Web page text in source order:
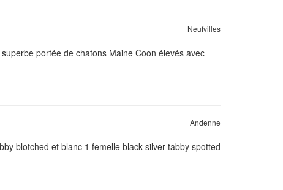
Neufvilles
portée de chatons Maine Coon élevés avec
Andenne
blotched et blanc 1 femelle black silver tabby spotted